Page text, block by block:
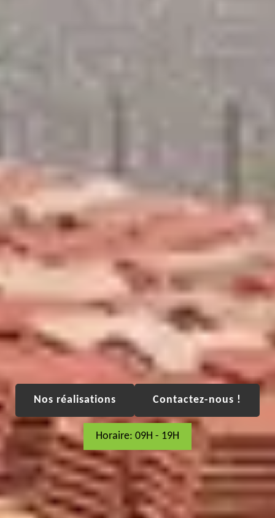
Nos réalisations Contactez-nous !
Horaire: 09H - 19H